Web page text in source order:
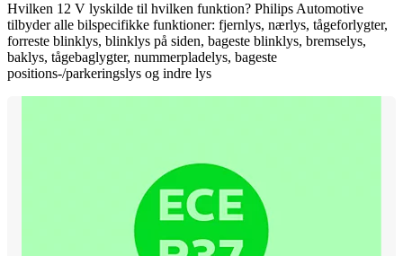
Hvilken 12 V lyskilde til hvilken funktion? Philips Automotive
tilbyder alle bilspecifikke funktioner: fjernlys, nærlys, tågeforlygter,
forreste blinklys, blinklys på siden, bageste blinklys, bremselys,
baklys, tågebaglygter, nummerpladelys, bageste
positions-/parkeringslys og indre lys